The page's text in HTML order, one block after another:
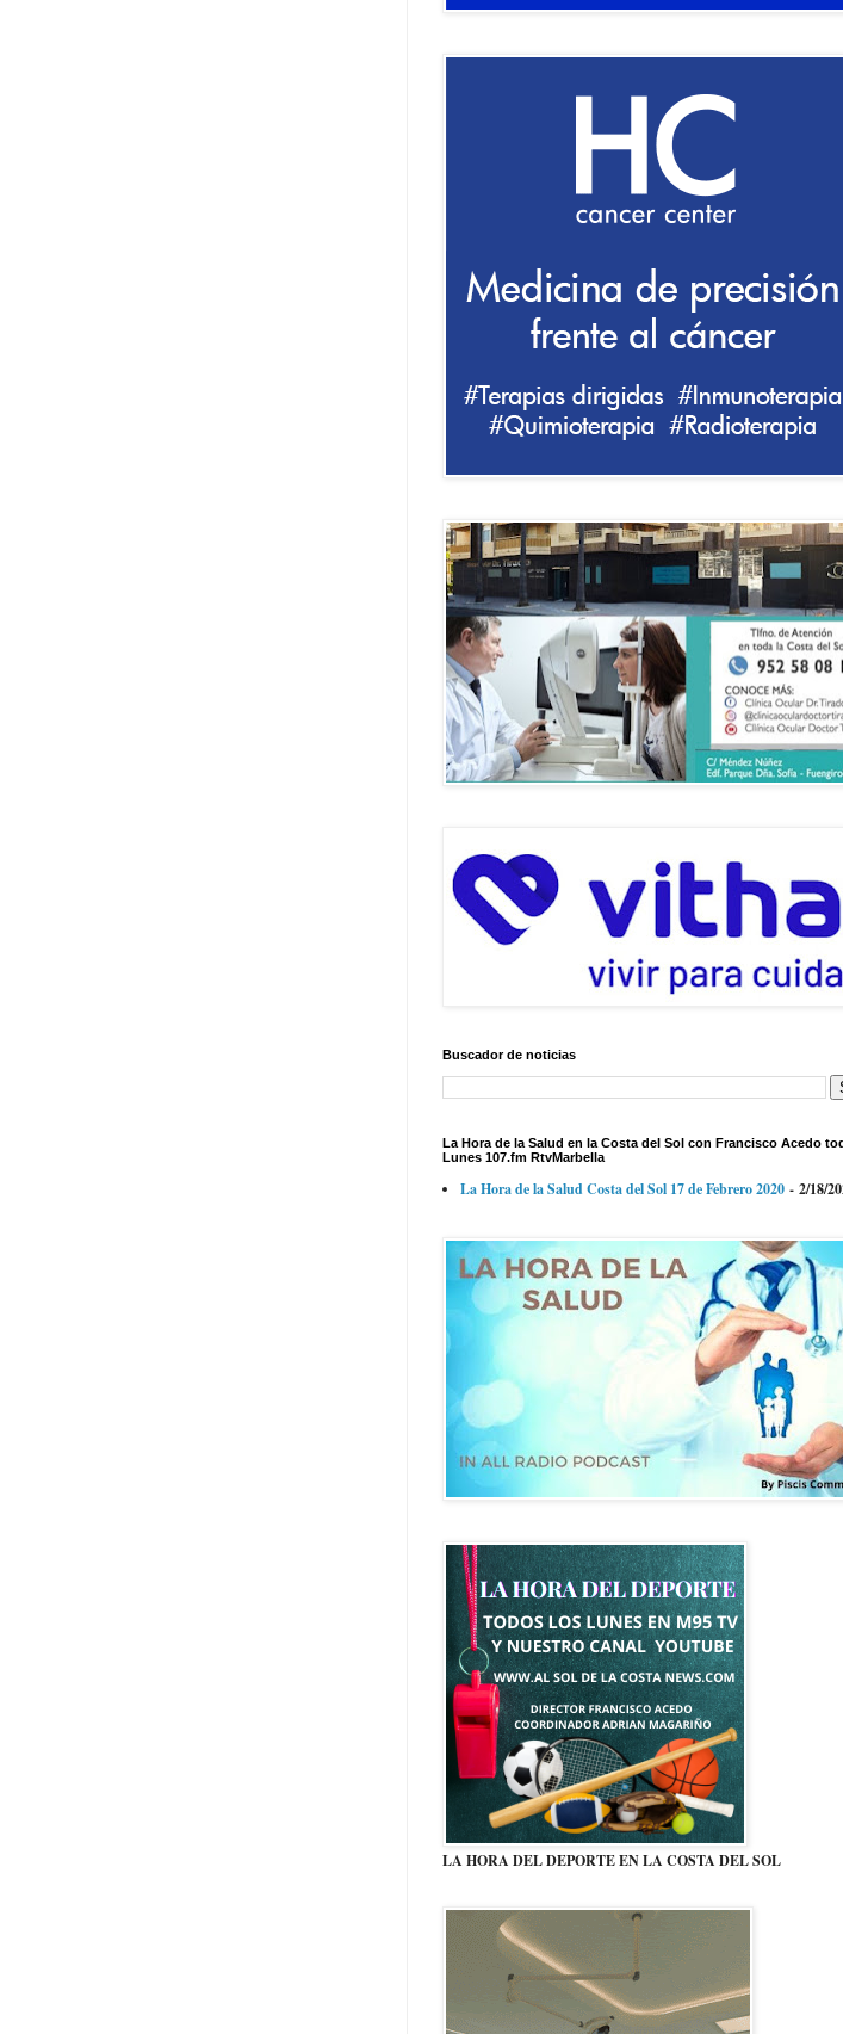
Buscador de noticias
La Hora de la Salud en la Costa del Sol con Francisco Acedo
Lunes 107.fm RtvMarbella
La Hora de la Salud Costa del Sol 17 de Febrero 2020 - 2/18/
LA HORA DEL DEPORTE EN LA COSTA DEL SOL